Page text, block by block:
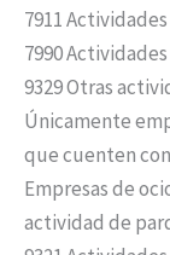
7911
7990
9329 Otras
Únicamente
que cuenten
Empresas de
actividad de